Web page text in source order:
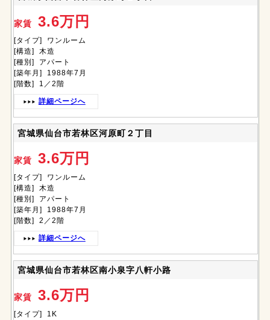
家賃 3.6万円
[タイプ] ワンルーム
[構造] 木造
[種別] アパート
[築年月] 1988年7月
[階数] 1／2階
詳細ページへ
宮城県仙台市若林区河原町２丁目
家賃 3.6万円
[タイプ] ワンルーム
[構造] 木造
[種別] アパート
[築年月] 1988年7月
[階数] 2／2階
詳細ページへ
宮城県仙台市若林区南小泉字八軒小路
家賃 3.6万円
[タイプ] 1K